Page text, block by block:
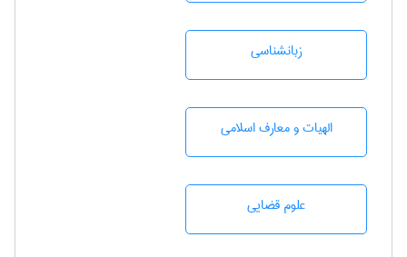
زبانشناسی
الهیات و معارف اسلامی
علوم قضایی